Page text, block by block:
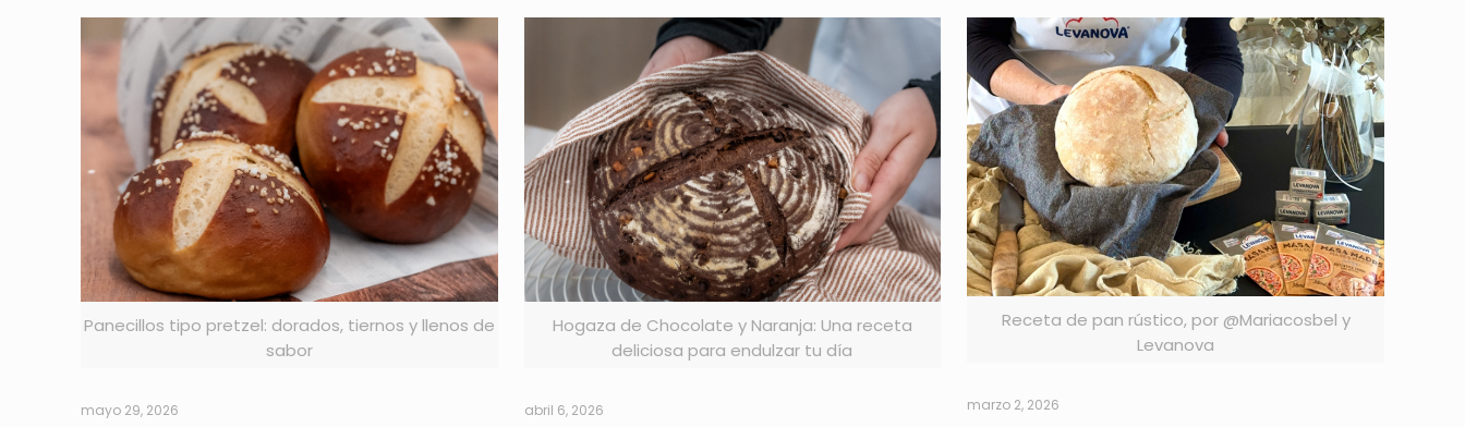
Panecillos tipo pretzel: dorados, tiernos y llenos de
sabor
mayo 29, 2026
Hogaza de Chocolate y Naranja: Una receta
deliciosa para endulzar tu día
abril 6, 2026
Receta de pan rústico, por @Mariacosbel y
Levanova
marzo 2, 2026